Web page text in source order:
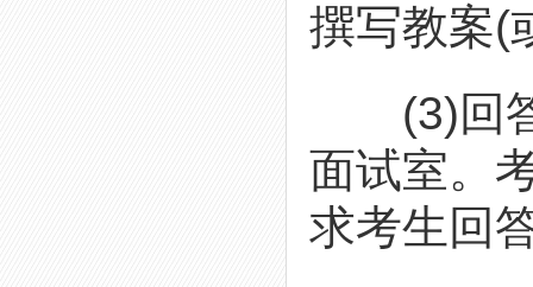
撰写教案(
(3)回答
面试室。
求考生回